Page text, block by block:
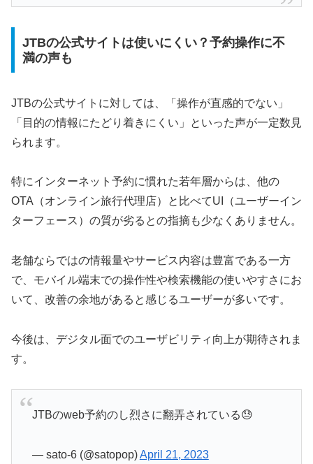
JTBの公式サイトは使いにくい？予約操作に不
満の声も
JTBの公式サイトに対しては、「操作が直感的でない」
「目的の情報にたどり着きにくい」といった声が一定数見
られます。
特にインターネット予約に慣れた若年層からは、他の
OTA（オンライン旅行代理店）と比べてUI（ユーザーイン
ターフェース）の質が劣るとの指摘も少なくありません。
老舗ならではの情報量やサービス内容は豊富である一方
で、モバイル端末での操作性や検索機能の使いやすさにお
いて、改善の余地があると感じるユーザーが多いです。
今後は、デジタル面でのユーザビリティ向上が期待されま
す。
JTBのweb予約のし烈さに翻弄されている😓
— sato-6 (@satopop)April 21, 2023